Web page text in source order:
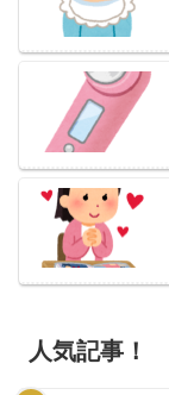
人気記事！